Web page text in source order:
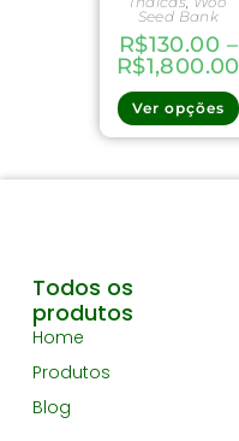
Seed Bank
R$130.00 –
R$1,800.00
Ver opções
Todos os
produtos
Home
Produtos
Blog